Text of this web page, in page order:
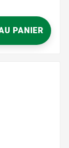
fotos
con...
PANIER